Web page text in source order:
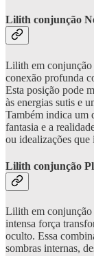
Lilith conjunção
Lilith em conjunção
conexão profunda
Esta posição pode
às energias sutis e
Também indica um
fantasia e a
ou idealizações
Lilith conjunção
Lilith em conjunção
intensa força
oculto. Essa
sombras internas,